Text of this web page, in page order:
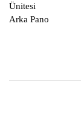
Ünitesi
Arka Pano